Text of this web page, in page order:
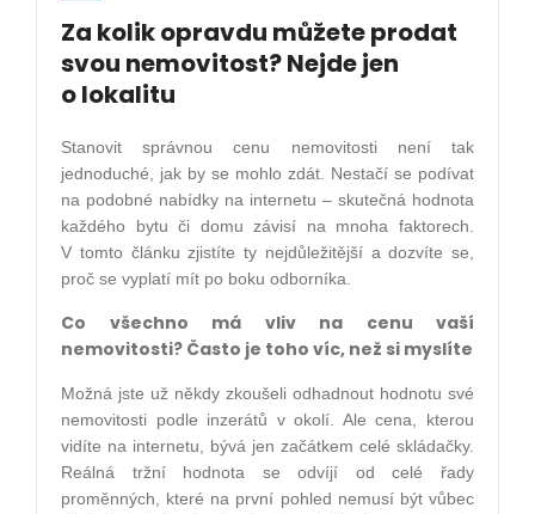
Za kolik opravdu můžete prodat
svou nemovitost? Nejde jen
o lokalitu
Stanovit správnou cenu nemovitosti není tak
jednoduché, jak by se mohlo zdát. Nestačí se podívat
na podobné nabídky na internetu – skutečná hodnota
každého bytu či domu závisí na mnoha faktorech.
V tomto článku zjistíte ty nejdůležitější a dozvíte se,
proč se vyplatí mít po boku odborníka.
Co všechno má vliv na cenu vaší
nemovitosti? Často je toho víc, než si myslíte
Možná jste už někdy zkoušeli odhadnout hodnotu své
nemovitosti podle inzerátů v okolí. Ale cena, kterou
vidíte na internetu, bývá jen začátkem celé skládačky.
Reálná tržní hodnota se odvíjí od celé řady
proměnných, které na první pohled nemusí být vůbec